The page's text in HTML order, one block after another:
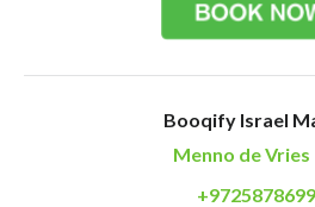
Booqify Israel
Menno de Vries